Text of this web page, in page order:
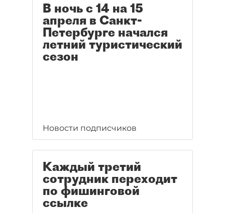
В ночь с 14 на 15
апреля в Санкт-
Петербурге начался
летний туристический
сезон
Новости подписчиков
Каждый третий
сотрудник переходит
по фишинговой
ссылке